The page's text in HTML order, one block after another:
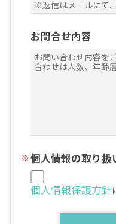
お問合せ内容
個人情報の取り扱
個人情報保護方針